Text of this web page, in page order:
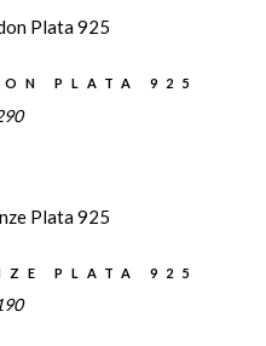
PLATA 925
PLATA 925